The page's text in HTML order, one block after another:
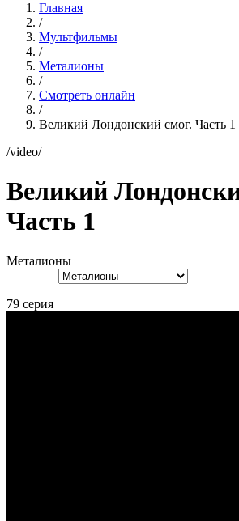
Главная
/
Мультфильмы
/
Металионы
/
Смотреть онлайн
/
Великий Лондонский смог. Часть 1
/video/
Великий
Часть 1
Металионы
79 серия